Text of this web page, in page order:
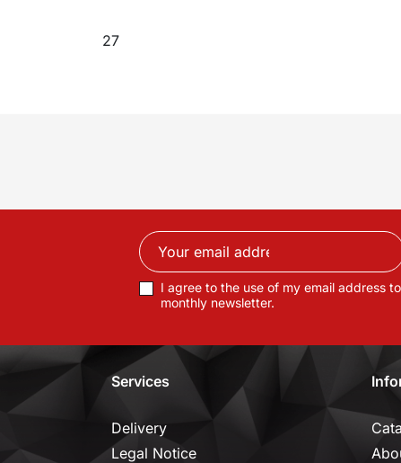
27
I agree to the use of my email address
monthly newsletter.
Services
Delivery
Legal Notice